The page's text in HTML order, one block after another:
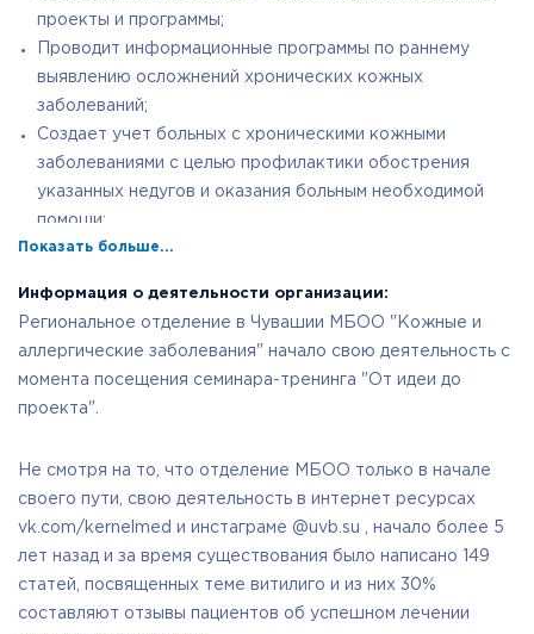
проекты и программы;
Проводит информационные программы по раннему
выявлению осложнений хронических кожных
заболеваний;
Создает учет больных с хроническими кожными
заболеваниями с целью профилактики обострения
указанных недугов и оказания больным необходимой
помощи;
Содействует вовлечению больных с кожными
факторах риска, существующих методах лечения,
правильному уходу за своей кожей и здоровому образу
снижению отталкивающего отношения в обществе к
людям с высыпаниями на коже;
Развивает международные связи и научный обмен
информацией, участвует в деятельности
международных организаций медицинского профиля.
Показать больше...
Информация о деятельности организации:
Региональное отделение в Чувашии МБОО "Кожные и
аллергические заболевания" начало свою деятельность с
момента посещения семинара-тренинга "От идеи до
проекта".
Не смотря на то, что отделение МБОО только в начале
своего пути, свою деятельность в интернет ресурсах
vk.com/kernelmed и инстаграме @uvb.su , начало более 5
лет назад и за время существования было написано 149
статей, посвященных теме витилиго и из них 30%
составляют отзывы пациентов об успешном лечении